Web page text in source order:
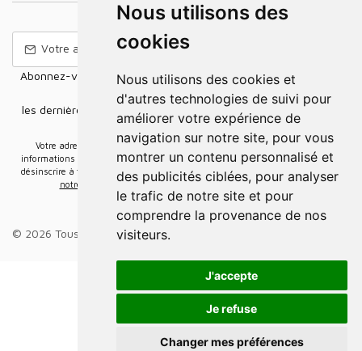
Nous utilisons des
cookies
Nous utilisons des cookies et
d'autres technologies de suivi pour
améliorer votre expérience de
navigation sur notre site, pour vous
montrer un contenu personnalisé et
des publicités ciblées, pour analyser
le trafic de notre site et pour
comprendre la provenance de nos
visiteurs.
J'accepte
Je refuse
Changer mes préférences
Abonnez-vous à notre Newsletter pour recevoir nos nouvelles
offres,
les dernières nouvelles, des informations sur les ventes et les
promotions.
Votre adresse e-mail sera uniquement utilisée pour vous envoyer des
informations sur les actualités relatives au groupe Elidia. Vous pouvez vous
désinscrire à tout moment. Pour plus d’informations, cliquez ici
Retrouvez ici
notre politique de protection de vos données personnelles.
© 2026 Tous droits réservés.Groupe Elidia